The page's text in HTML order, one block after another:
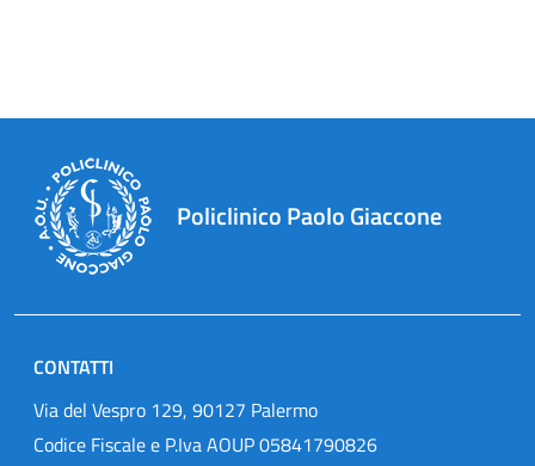
Policlinico Paolo Giaccone
CONTATTI
Via del Vespro 129, 90127 Palermo
Codice Fiscale e P.Iva AOUP 05841790826